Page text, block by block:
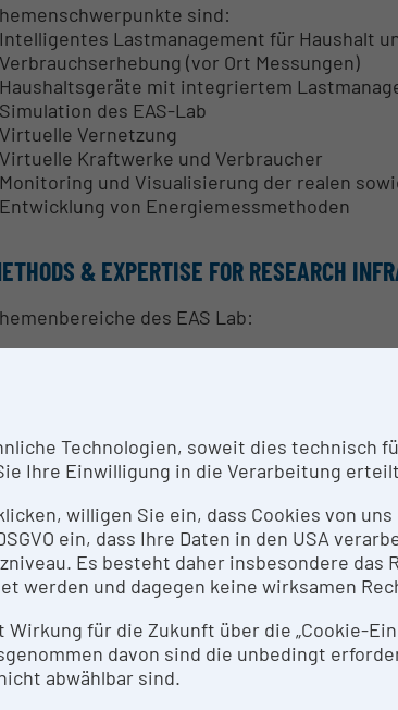
sind:
Intelligentes Lastmanagement für Haushalt
Verbrauchserhebung (vor Ort Messungen)
Haushaltsgeräte mit integriertem
Simulation des EAS-Lab
Virtuelle Vernetzung
Virtuelle Kraftwerke und Verbraucher
Monitoring und Visualisierung der realen
Entwicklung von Energiemessmethoden
& EXPERTISE FOR RESEARCH
des EAS Lab:
, Konfigurations- sowie
sowie gesamte Lösungen
Speziell die Einbindung von
Prognosen bzw. Forecasts über die
Verbrauchserhebung (vor Ort Messungen)
Informationen über die Bedürfnisse der
Verbrauchsgeräte sowie die Gewohnheiten
recherchiert und analysiert. Es
Bereich durchgeführt werden,
Durch Leistungsmessgeräte wird der
Technologien, soweit dies
Ihre Einwilligung in die Verarbeitung
willigen Sie ein, dass Cookies von
ein, dass Ihre Daten in den USA
Es besteht daher insbesondere
werden und dagegen keine wirksamen
für die Zukunft über die „Cookie-
davon sind die unbedingt
abwählbar sind.